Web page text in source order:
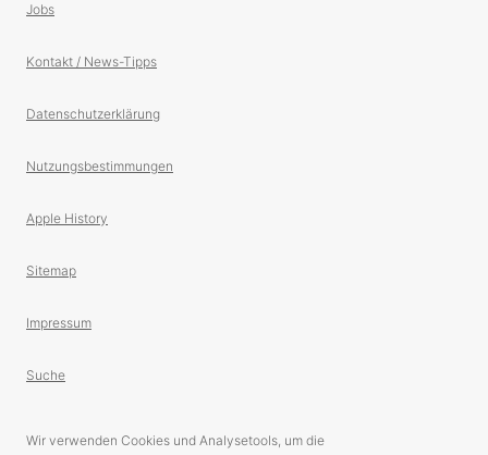
Jobs
Kontakt / News-Tipps
Datenschutzerklärung
Nutzungsbestimmungen
Apple History
Sitemap
Impressum
Suche
Wir verwenden Cookies und Analysetools, um die